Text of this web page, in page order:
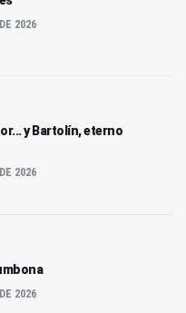
2026
y Bartolín, eterno
2026
2026